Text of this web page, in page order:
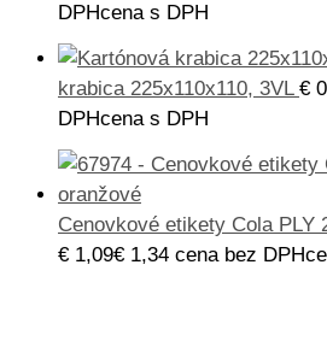
DPHcena s DPH
krabica 225x110x110, 3VL €
DPHcena s DPH
Cenovkové etikety Cola PLY
€ 1,09€ 1,34 cena bez DPH